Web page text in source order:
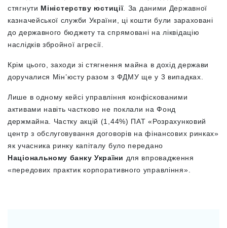
стягнути Міністерству юстиції. За даними Державної
казначейської служби України, ці кошти були зараховані
до державного бюджету та спрямовані на ліквідацію
наслідків збройної агресії.
Крім цього, заходи зі стягнення майна в дохід держави
доручалися Мін’юсту разом з ФДМУ ще у 3 випадках.
Лише в одному кейсі управління конфіскованими
активами навіть частково не поклали на Фонд
держмайна. Частку акцій (1,44%) ПАТ «Розрахунковий
центр з обслуговування договорів на фінансових ринках»
як учасника ринку капіталу було передано
Національному банку України для впровадження
«передових практик корпоративного управління».